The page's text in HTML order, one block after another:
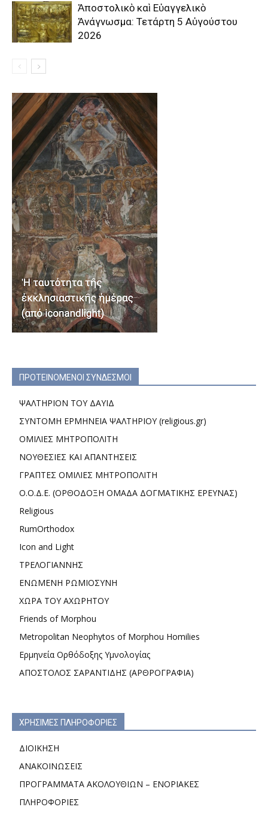
Ἀποστολικὸ καὶ Εὐαγγελικὸ
Ἀνάγνωσμα: Τετάρτη 5 Αὐγούστου
2026
ΠΡΟΤΕΙΝΟΜΕΝΟΙ ΣΥΝΔΕΣΜΟΙ
ΨΑΛΤΗΡΙΟΝ ΤΟΥ ΔΑΥΙΔ
ΣΥΝΤΟΜΗ ΕΡΜΗΝΕΙΑ ΨΑΛΤΗΡΙΟΥ (religious.gr)
ΟΜΙΛΙΕΣ ΜΗΤΡΟΠΟΛΙΤΗ
ΝΟΥΘΕΣΙΕΣ ΚΑΙ ΑΠΑΝΤΗΣΕΙΣ
ΓΡΑΠΤΕΣ ΟΜΙΛΙΕΣ ΜΗΤΡΟΠΟΛΙΤΗ
Ο.Ο.Δ.Ε. (ΟΡΘΟΔΟΞΗ ΟΜΑΔΑ ΔΟΓΜΑΤΙΚΗΣ ΕΡΕΥΝΑΣ)
Religious
RumOrthodox
Icon and Light
ΤΡΕΛΟΓΙΑΝΝΗΣ
ΕΝΩΜΕΝΗ ΡΩΜΙΟΣΥΝΗ
ΧΩΡΑ ΤΟΥ ΑΧΩΡΗΤΟΥ
Friends of Morphou
Metropolitan Neophytos of Morphou Homilies
Ερμηνεία Ορθόδοξης Υμνολογίας
ΑΠΟΣΤΟΛΟΣ ΣΑΡΑΝΤΙΔΗΣ (ΑΡΘΡΟΓΡΑΦΙΑ)
ΧΡΗΣΙΜΕΣ ΠΛΗΡΟΦΟΡΙΕΣ
ΔΙΟΙΚΗΣΗ
ΑΝΑΚΟΙΝΩΣΕΙΣ
ΠΡΟΓΡΑΜΜΑΤΑ ΑΚΟΛΟΥΘΙΩΝ – ΕΝΟΡΙΑΚΕΣ
ΠΛΗΡΟΦΟΡΙΕΣ